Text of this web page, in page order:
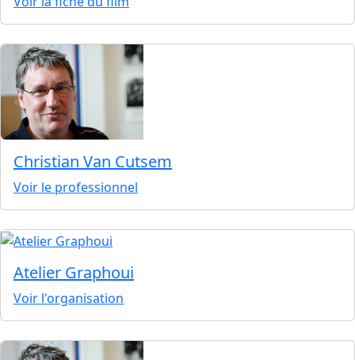
Christian Van Cutsem
Voir le professionnel
Atelier Graphoui
Voir l'organisation